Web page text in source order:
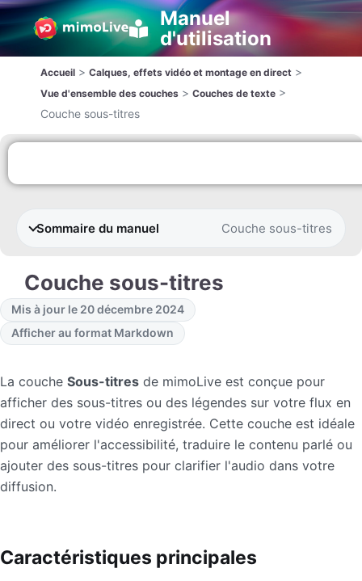
Manuel
d'utilisation
Accueil > Calques, effets vidéo et montage en direct >
Vue d'ensemble des couches > Couches de texte >
Couche sous-titres
Sommaire du manuel Couche sous-titres
Couche sous-titres
Mis à jour le 20 décembre 2024
Afficher au format Markdown
La couche Sous-titres de mimoLive est conçue pour
afficher des sous-titres ou des légendes sur votre flux en
direct ou votre vidéo enregistrée. Cette couche est idéale
pour améliorer l'accessibilité, traduire le contenu parlé ou
ajouter des sous-titres pour clarifier l'audio dans votre
diffusion.
Caractéristiques principales